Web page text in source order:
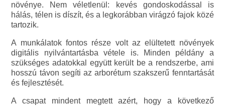
növénye. Nem véletlenül: kevés gondoskodással is
hálás, télen is díszít, és a legkorábban virágzó fajok közé
tartozik.
A munkálatok fontos része volt az elültetett növények
digitális nyilvántartásba vétele is. Minden példány a
szükséges adatokkal együtt került be a rendszerbe, ami
hosszú távon segíti az arborétum szakszerű fenntartását
és fejlesztését.
A csapat mindent megtett azért, hogy a következő